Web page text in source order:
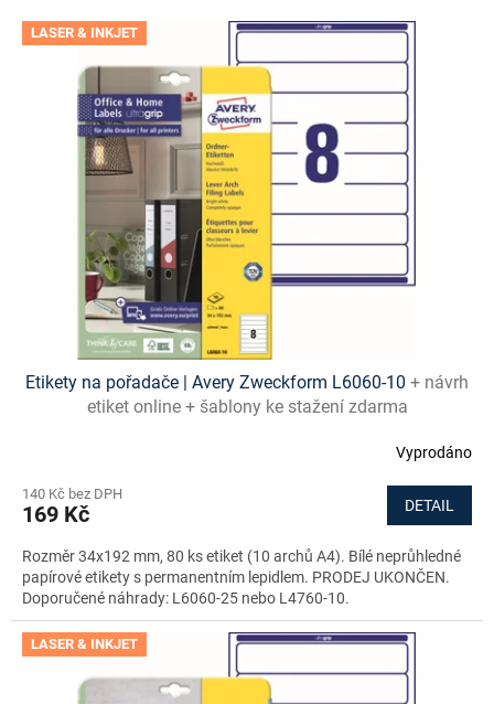
V LASER & INKJET
Etikety na pořadače | Avery Zweckform L6060-10 + návrh
etiket online + šablony ke stažení zdarma
Vyprodáno
140 Kč bez DPH
169 Kč DETAIL
Rozměr 34x192 mm, 80 ks etiket (10 archů A4). Bílé neprůhledné
papírové etikety s permanentním lepidlem. PRODEJ UKONČEN.
Doporučené náhrady: L6060-25 nebo L4760-10.
LASER & INKJET